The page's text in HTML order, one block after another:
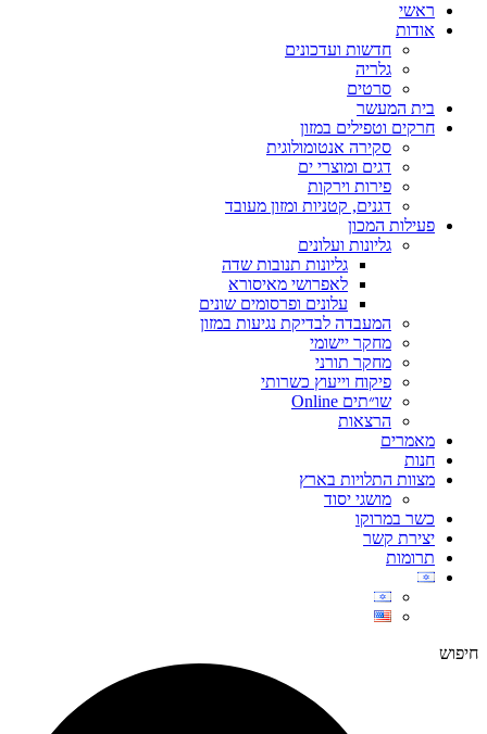
ראשי
אודות
חדשות ועדכונים
גלריה
סרטים
בית המעשר
חרקים וטפילים במזון
סקירה אנטומולוגית
דגים ומוצרי ים
פירות וירקות
דגנים, קטניות ומזון מעובד
פעילות המכון
גליונות ועלונים
גליונות תנובות שדה
לאפרושי מאיסורא
עלונים ופרסומים שונים
המעבדה לבדיקת נגיעות במזון
מחקר יישומי
מחקר תורני
פיקוח וייעוץ כשרותי
שו״תים Online
הרצאות
מאמרים
חנות
מצוות התלויות בארץ
מושגי יסוד
כשר במרוקו
יצירת קשר
תרומות
חיפוש